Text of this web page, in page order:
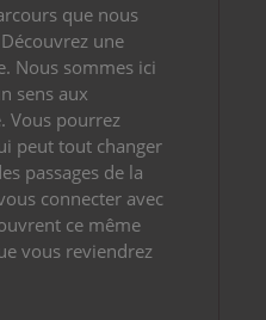
que nous
une
Nous sommes ici
sens aux
Vous pourrez
peut tout changer
passages de la
connecter avec
ce même
vous reviendrez